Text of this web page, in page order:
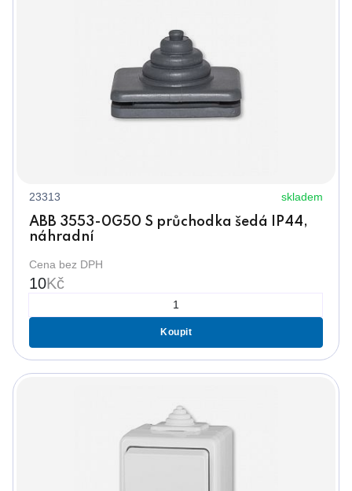
23313 skladem
ABB 3553-0G50 S průchodka šedá IP44,
náhradní
Cena bez DPH
10Kč
Koupit